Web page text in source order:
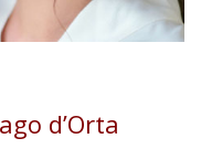
d’Orta